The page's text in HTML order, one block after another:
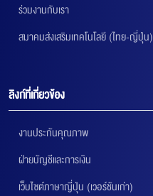
ร่วมงานกับเรา
สมาคมส่งเสริมเทคโนโลยี (ไทย-ญี่ปุ่น)
ลิงก์ที่เกี่ยวข้อง
งานประกันคุณภาพ
ฝ่ายบัญชีและการเงิน
เว็บไซต์ภาษาญี่ปุ่น (เวอร์ชันเก่า)